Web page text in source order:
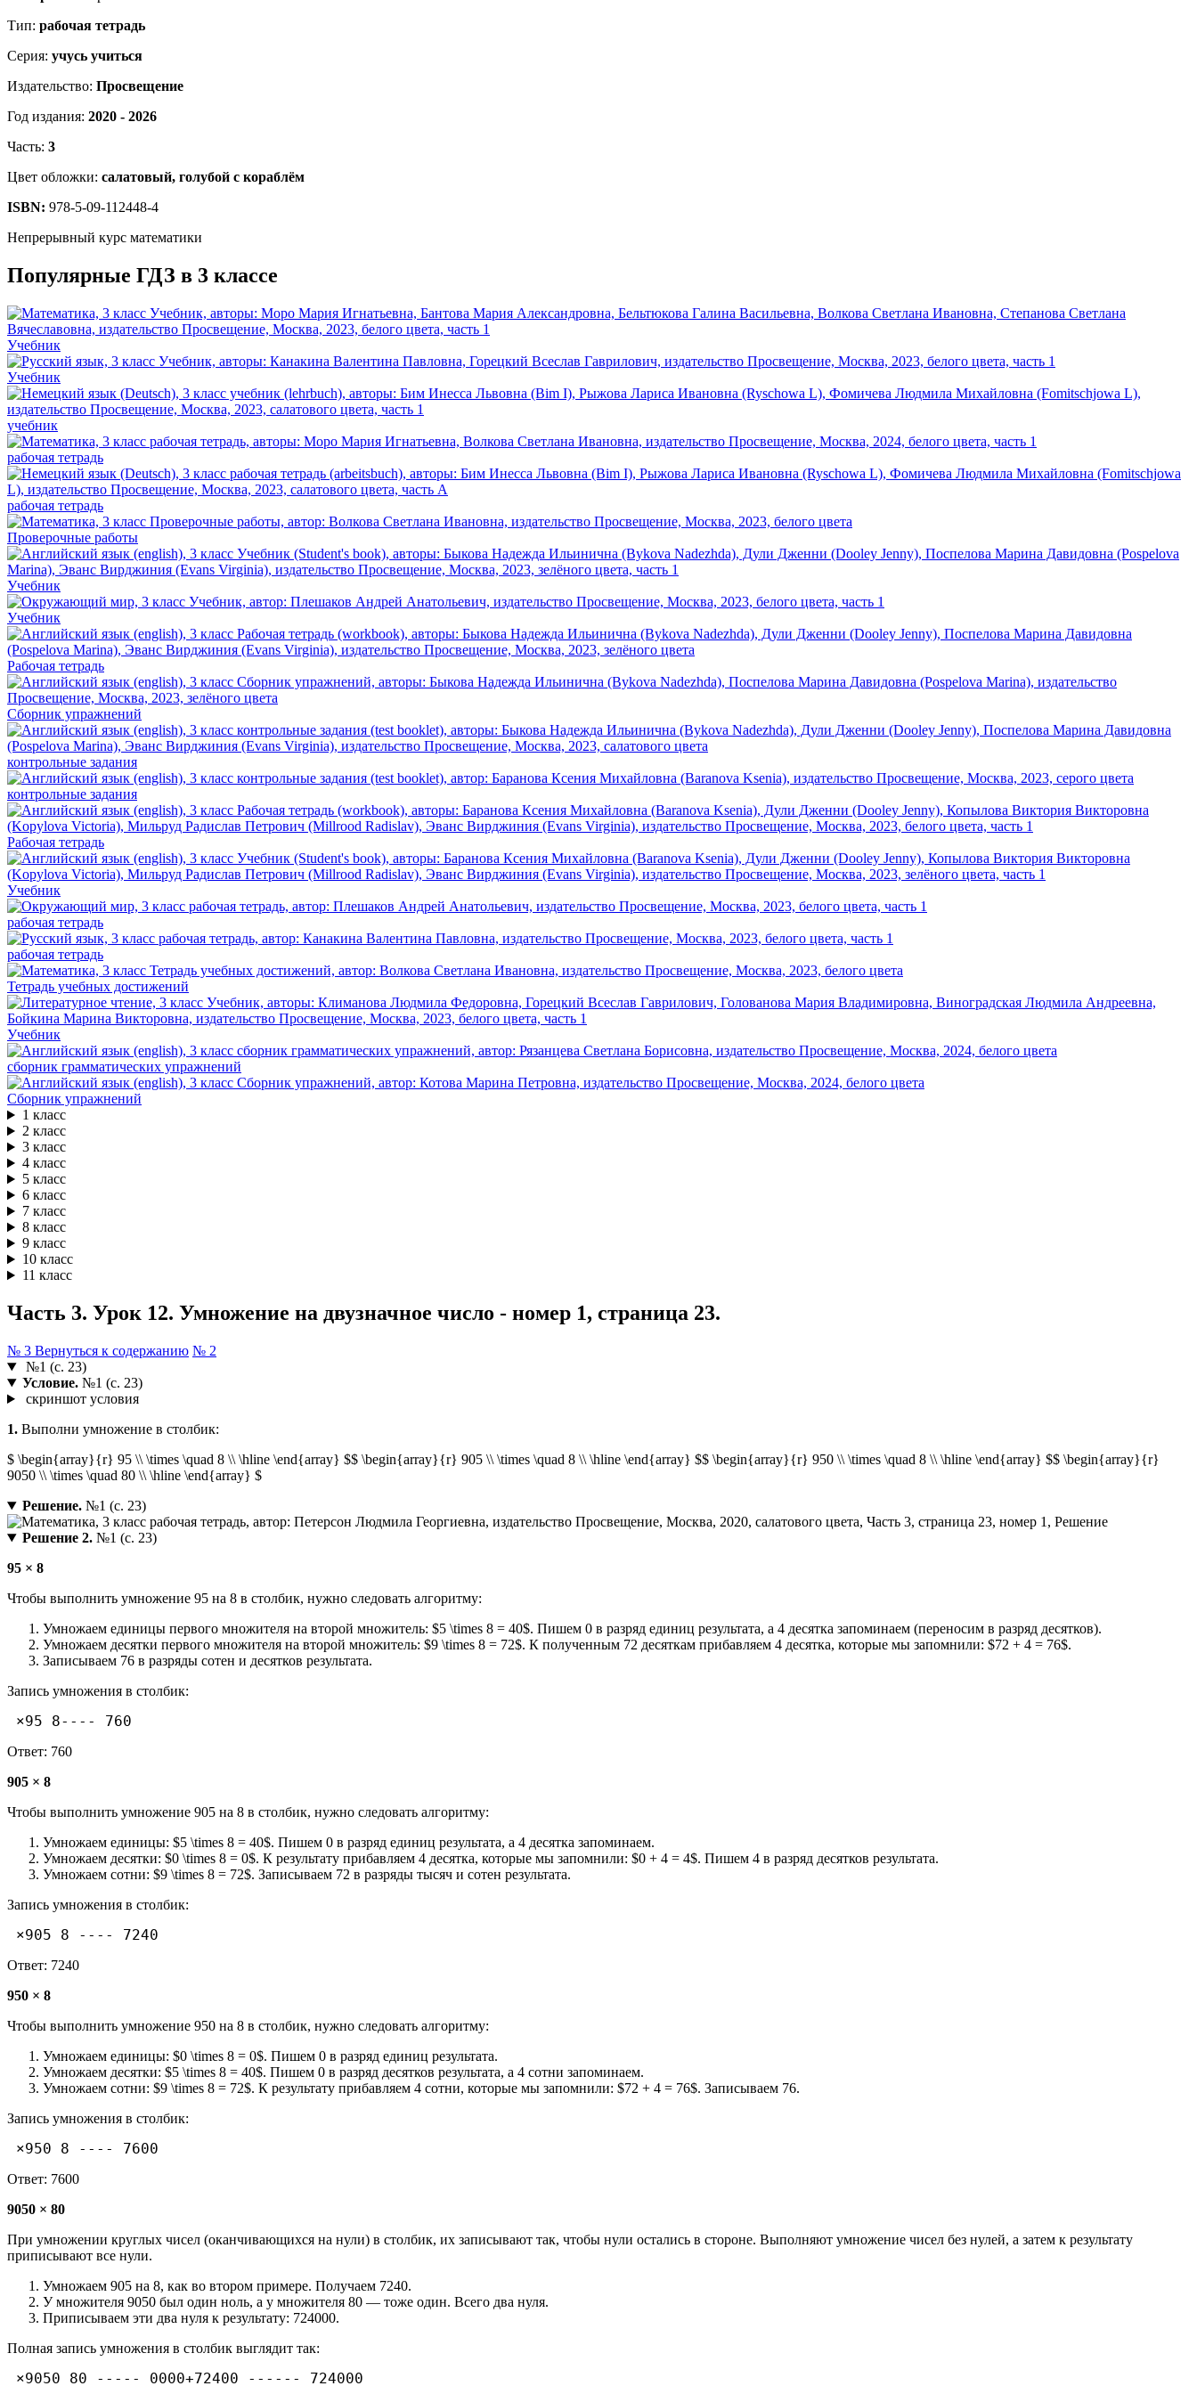
Тип: рабочая тетрадь
Серия: учусь учиться
Издательство: Просвещение
Год издания: 2020 - 2026
Часть: 3
Цвет обложки: салатовый, голубой с кораблём
ISBN: 978-5-09-112448-4
Непрерывный курс математики
Популярные ГДЗ в 3 классе
Учебник
Учебник
учебник
рабочая тетрадь
рабочая тетрадь
Проверочные работы
Учебник
Учебник
Рабочая тетрадь
Сборник упражнений
контрольные задания
контрольные задания
Рабочая тетрадь
Учебник
рабочая тетрадь
рабочая тетрадь
Тетрадь учебных достижений
Учебник
сборник грамматических упражнений
Сборник упражнений
1 класс
2 класс
3 класс
4 класс
5 класс
6 класс
7 класс
8 класс
9 класс
10 класс
11 класс
Часть 3. Урок 12. Умножение на двузначное число - номер 1, страница 23.
№ 3 Вернуться к содержанию № 2
№1 (с. 23)
Условие.№1 (с. 23)
скриншот условия
1. Выполни умножение в столбик:
$ \begin{array}{r} 95 \\ \times \quad 8 \\ \hline \end{array} $$ \begin{array}{r} 905 \\ \times \quad 8 \\ \hline \end{array} $$ \begin{array}{r} 950 \\ \times \quad 8 \\ \hline \end{array} $$ \begin{array}{r}
9050 \\ \times \quad 80 \\ \hline \end{array} $
Решение.№1 (с. 23)
Решение 2.№1 (с. 23)
95 × 8
Чтобы выполнить умножение 95 на 8 в столбик, нужно следовать алгоритму:
Умножаем единицы первого множителя на второй множитель: $5 \times 8 = 40$. Пишем 0 в разряд единиц результата, а 4 десятка запоминаем (переносим в разряд десятков).
Умножаем десятки первого множителя на второй множитель: $9 \times 8 = 72$. К полученным 72 десяткам прибавляем 4 десятка, которые мы запомнили: $72 + 4 = 76$.
Записываем 76 в разряды сотен и десятков результата.
Запись умножения в столбик:
×95 8---- 760
Ответ: 760
905 × 8
Чтобы выполнить умножение 905 на 8 в столбик, нужно следовать алгоритму:
Умножаем единицы: $5 \times 8 = 40$. Пишем 0 в разряд единиц результата, а 4 десятка запоминаем.
Умножаем десятки: $0 \times 8 = 0$. К результату прибавляем 4 десятка, которые мы запомнили: $0 + 4 = 4$. Пишем 4 в разряд десятков результата.
Умножаем сотни: $9 \times 8 = 72$. Записываем 72 в разряды тысяч и сотен результата.
Запись умножения в столбик:
×905 8 ---- 7240
Ответ: 7240
950 × 8
Чтобы выполнить умножение 950 на 8 в столбик, нужно следовать алгоритму:
Умножаем единицы: $0 \times 8 = 0$. Пишем 0 в разряд единиц результата.
Умножаем десятки: $5 \times 8 = 40$. Пишем 0 в разряд десятков результата, а 4 сотни запоминаем.
Умножаем сотни: $9 \times 8 = 72$. К результату прибавляем 4 сотни, которые мы запомнили: $72 + 4 = 76$. Записываем 76.
Запись умножения в столбик:
×950 8 ---- 7600
Ответ: 7600
9050 × 80
При умножении круглых чисел (оканчивающихся на нули) в столбик, их записывают так, чтобы нули остались в стороне. Выполняют умножение чисел без нулей, а затем к результату
приписывают все нули.
Умножаем 905 на 8, как во втором примере. Получаем 7240.
У множителя 9050 был один ноль, а у множителя 80 — тоже один. Всего два нуля.
Приписываем эти два нуля к результату: 724000.
Полная запись умножения в столбик выглядит так:
×9050 80 ----- 0000+72400 ------ 724000